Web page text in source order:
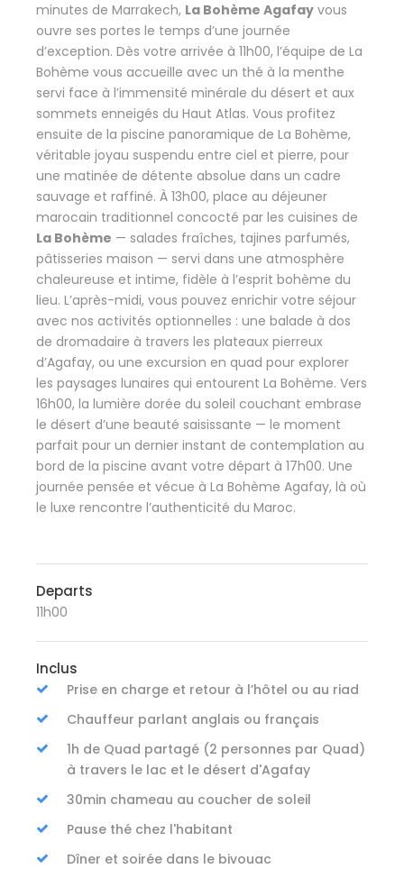
minutes de Marrakech, La Bohème Agafay vous
ouvre ses portes le temps d’une journée
d’exception. Dès votre arrivée à 11h00, l’équipe de La
Bohème vous accueille avec un thé à la menthe
servi face à l’immensité minérale du désert et aux
sommets enneigés du Haut Atlas. Vous profitez
ensuite de la piscine panoramique de La Bohème,
véritable joyau suspendu entre ciel et pierre, pour
une matinée de détente absolue dans un cadre
sauvage et raffiné. À 13h00, place au déjeuner
marocain traditionnel concocté par les cuisines de
La Bohème — salades fraîches, tajines parfumés,
pâtisseries maison — servi dans une atmosphère
chaleureuse et intime, fidèle à l’esprit bohème du
lieu. L’après-midi, vous pouvez enrichir votre séjour
avec nos activités optionnelles : une balade à dos
de dromadaire à travers les plateaux pierreux
d’Agafay, ou une excursion en quad pour explorer
les paysages lunaires qui entourent La Bohème. Vers
16h00, la lumière dorée du soleil couchant embrase
le désert d’une beauté saisissante — le moment
parfait pour un dernier instant de contemplation au
bord de la piscine avant votre départ à 17h00. Une
journée pensée et vécue à La Bohème Agafay, là où
le luxe rencontre l’authenticité du Maroc.
Departs
11h00
Inclus
Prise en charge et retour à l’hôtel ou au riad
Chauffeur parlant anglais ou français
1h de Quad partagé (2 personnes par Quad)
à travers le lac et le désert d'Agafay
30min chameau au coucher de soleil
Pause thé chez l'habitant
Dîner et soirée dans le bivouac